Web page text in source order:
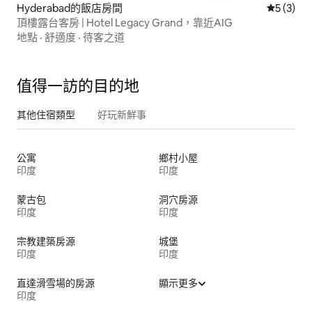
Hyderabad的飯店房間 從 3 則評
5 (3)
頂樓露台客房 | Hotel Legacy Grand，靠近AIG
地點 · 舒適度 · 待客之道
值得一訪的目的地
其他住宿類型 好玩新鮮事
公寓
印度
鄉村小屋
印度
蒙古包
印度
洞穴房源
印度
宗教建築房源
印度
城堡
印度
直達滑雪場的房源
印度
顯示更多